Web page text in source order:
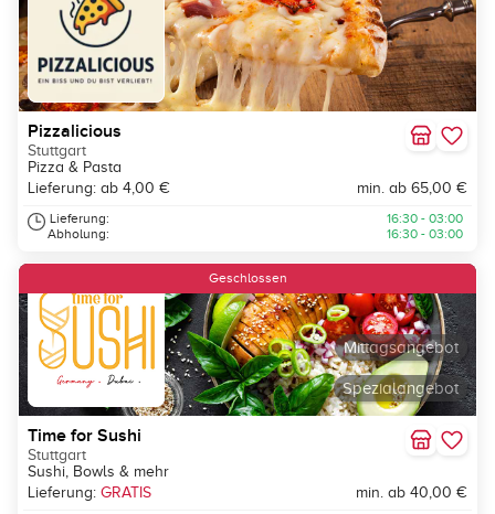
Pizzalicious
Stuttgart
Pizza & Pasta
Lieferung: ab 4,00 €
min. ab 65,00 €
Lieferung:
Abholung:
16:30 - 03:00
16:30 - 03:00
Spezialangebot
Mittagsangebot
Geschlossen
Time for Sushi
Stuttgart
Sushi, Bowls & mehr
Lieferung: GRATIS min. ab 40,00 €